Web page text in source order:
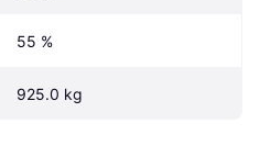
55 %
925.0 kg